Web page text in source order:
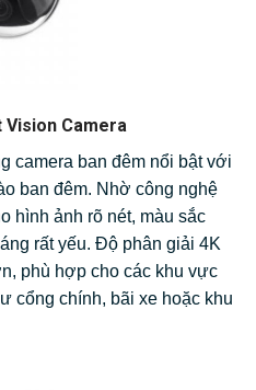
Vision Camera
camera ban đêm nổi bật với
ban đêm. Nhờ công nghệ
hình ảnh rõ nét, màu sắc
rất yếu. Độ phân giải 4K
phù hợp cho các khu vực
cổng chính, bãi xe hoặc khu